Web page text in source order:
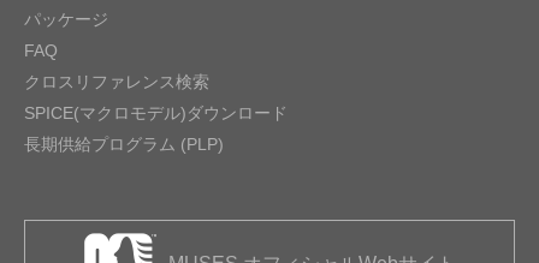
パッケージ
FAQ
クロスリファレンス検索
SPICE(マクロモデル)ダウンロード
長期供給プログラム (PLP)